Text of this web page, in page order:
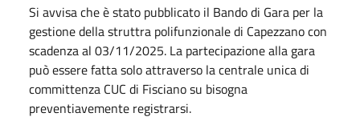
Si avvisa che è stato pubblicato il Bando di Gara per la
gestione della struttra polifunzionale di Capezzano con
scadenza al 03/11/2025. La partecipazione alla gara
può essere fatta solo attraverso la centrale unica di
committenza CUC di Fisciano su bisogna
preventiavemente registrarsi.